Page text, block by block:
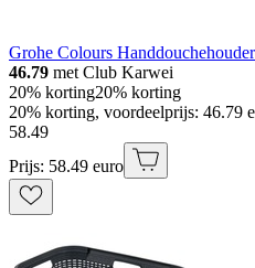
Grohe Colours
46.79 met Club Karwei
20% korting20% korting
20% korting, voordeelprijs: 46.79
58.49
Prijs: 58.49 euro